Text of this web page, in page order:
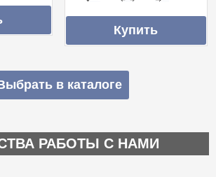
в каталоге
РАБОТЫ С НАМИ